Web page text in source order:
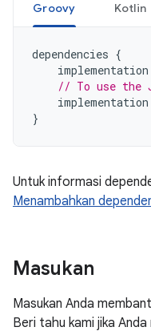
Groovy Kotlin
dependencies {
implementation
// To use the
implementation
}
Untuk informasi
Menambahkan
Masukan
Masukan Anda
Beri tahu kami jika